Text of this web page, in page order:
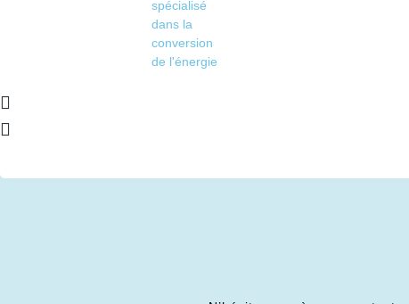
spécialisé
dans la
conversion
de l'énergie